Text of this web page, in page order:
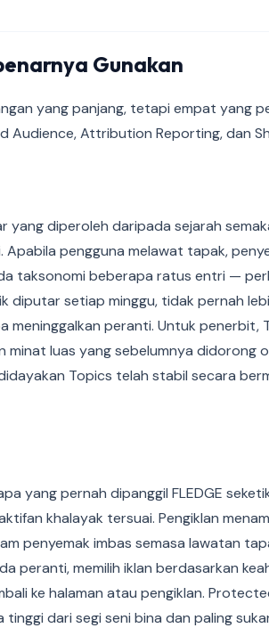
Gunakan
yang panjang, tetapi empat yang
Attribution Reporting, dan
yang diperoleh daripada sejarah
pengguna melawat tapak,
taksonomi beberapa ratus entri —
diputar setiap minggu, tidak pernah
peranti. Untuk penerbit,
luas yang sebelumnya didorong
Topics telah stabil secara
yang pernah dipanggil FLEDGE
khalayak tersuai. Pengiklan
penyemak imbas semasa lawatan
peranti, memilih iklan berdasarkan
ke halaman atau pengiklan.
dari segi seni bina dan paling